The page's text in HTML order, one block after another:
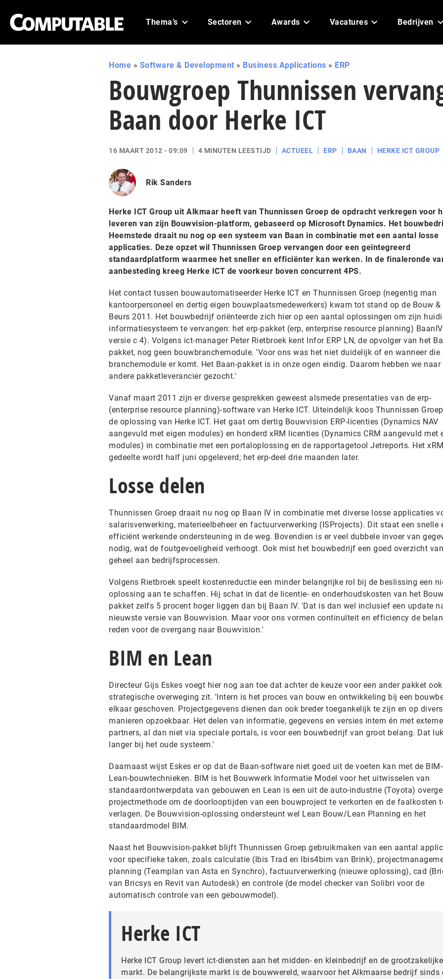
Thema’s Sectoren Awards Vacatures Bedrijven
Home » Software & Development » Business Applications » ERP
Bouwgroep Thunnissen
Baan door Herke ICT
16 MAART 2012 - 09:09 4 MINUTEN LEESTIJD ACTUEEL ERP BAAN HERKE ICT GROUP
Rik Sanders
Herke ICT Group uit Alkmaar heeft van Thunnissen Groep de opdracht verkregen voor
leveren van zijn Bouwvision-platform, gebaseerd op Microsoft Dynamics. Het
Heemstede draait nu nog op een systeem van Baan in combinatie met een aantal losse
applicaties. Deze opzet wil Thunnissen Groep vervangen door een geïntegreerd
standaardplatform waarmee het sneller en efficiënter kan werken. In de finaleronde
aanbesteding kreeg Herke ICT de voorkeur boven concurrent 4PS.
Het contact tussen bouwautomatiseerder Herke ICT en Thunnissen Groep (negentig man
kantoorpersoneel en dertig eigen bouwplaatsmedewerkers) kwam tot stand op de Bouw &
Beurs 2011. Het bouwbedrijf oriënteerde zich hier op een aantal oplossingen om zijn
informatiesysteem te vervangen: het erp-pakket (erp, enterprise resource planning) BaanIV
versie c 4). Volgens ict-manager Peter Rietbroek kent Infor ERP LN, de opvolger van het
pakket, nog geen bouwbranchemodule. 'Voor ons was het niet duidelijk of en wanneer die
branchemodule er komt. Het Baan-pakket is in onze ogen eindig. Daarom hebben we naar
andere pakketleverancier gezocht.'
Vanaf maart 2011 zijn er diverse gesprekken geweest alsmede presentaties van de erp-
(enterprise resource planning)-software van Herke ICT. Uiteindelijk koos Thunnissen
de oplossing van Herke ICT. Het gaat om dertig Bouwvision ERP-licenties (Dynamics NAV
aangevuld met eigen modules) en honderd xRM licenties (Dynamics CRM aangevuld met
modules) in combinatie met een portaloplossing en de rapportagetool Jetreports. Het
gedeelte wordt half juni opgeleverd; het erp-deel drie maanden later.
Losse delen
Thunnissen Groep draait nu nog op Baan IV in combinatie met diverse losse applicaties
salarisverwerking, materieelbeheer en factuurverwerking (ISProjects). Dit staat een snelle
efficiënt werkende ondersteuning in de weg. Bovendien is er veel dubbele invoer van
nodig, wat de foutgevoeligheid verhoogt. Ook mist het bouwbedrijf een goed overzicht
geheel aan bedrijfsprocessen.
Volgens Rietbroek speelt kostenreductie een minder belangrijke rol bij de beslissing een
oplossing aan te schaffen. Hij schat in dat de licentie- en onderhoudskosten van het
pakket zelfs 5 procent hoger liggen dan bij Baan IV. 'Dat is dan wel inclusief een update
nieuwste versie van Bouwvision. Maar voor ons vormen continuïteit en efficiency de
reden voor de overgang naar Bouwvision.'
BIM en Lean
Directeur Gijs Eskes voegt hier nog aan toe dat achter de keuze voor een ander pakket ook
strategische overweging zit. 'Intern is het proces van bouw en ontwikkeling bij een
elkaar geschoven. Projectgegevens dienen dan ook breder toegankelijk te zijn en op
manieren opzoekbaar. Het delen van informatie, gegevens en versies intern én met externe
partners, al dan niet via speciale portals, is voor een bouwbedrijf van groot belang. Dat
langer bij het oude systeem.'
Daarnaast wijst Eskes er op dat de Baan-software niet goed uit de voeten kan met de
Lean-bouwtechnieken. BIM is het Bouwwerk Informatie Model voor het uitwisselen van
standaardontwerpdata van gebouwen en Lean is een uit de auto-industrie (Toyota)
projectmethode om de doorlooptijden van een bouwproject te verkorten en de faalkosten
verlagen. De Bouwvision-oplossing ondersteunt wel Lean Bouw/Lean Planning en het
standaardmodel BIM.
Naast het Bouwvision-pakket blijft Thunnissen Groep gebruikmaken van een aantal
voor specifieke taken, zoals calculatie (Ibis Trad en Ibis4bim van Brink),
planning (Teamplan van Asta en Synchro), factuurverwerking (nieuwe oplossing), cad
van Bricsys en Revit van Autodesk) en controle (de model checker van Solibri voor de
automatisch controle van een gebouwmodel).
Herke ICT
Herke ICT Group levert ict-diensten aan het midden- en kleinbedrijf en de grootzakelijke
markt. De belangrijkste markt is de bouwwereld, waarvoor het Alkmaarse bedrijf sinds